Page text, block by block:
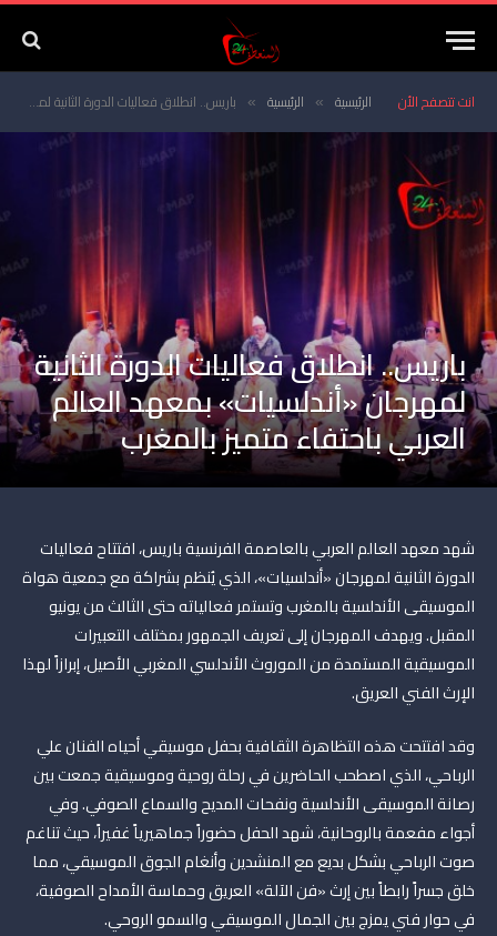
انت تتصفح الأن الرئيسية » الرئيسية » باريس.. انطلاق فعاليات الدورة الثانية لمهرجان «أندلسيات» بمعهد العالم العربي باحتفاء متميز بالمغرب
باريس.. انطلاق فعاليات الدورة الثانية
لمهرجان «أندلسيات» بمعهد العالم
العربي باحتفاء متميز بالمغرب
شهد معهد العالم العربي بالعاصمة الفرنسية باريس، افتتاح فعاليات
الدورة الثانية لمهرجان «أندلسيات»، الذي يُنظم بشراكة مع جمعية هواة
الموسيقى الأندلسية بالمغرب وتستمر فعالياته حتى الثالث من يونيو
المقبل. ويهدف المهرجان إلى تعريف الجمهور بمختلف التعبيرات
الموسيقية المستمدة من الموروث الأندلسي المغربي الأصيل، إبرازاً لهذا
الإرث الفني العريق.
وقد افتتحت هذه التظاهرة الثقافية بحفل موسيقي أحياه الفنان علي
الرباحي، الذي اصطحب الحاضرين في رحلة روحية وموسيقية جمعت بين
رصانة الموسيقى الأندلسية ونفحات المديح والسماع الصوفي. وفي
أجواء مفعمة بالروحانية، شهد الحفل حضوراً جماهيرياً غفيراً، حيث تناغم
صوت الرباحي بشكل بديع مع المنشدين وأنغام الجوق الموسيقي، مما
خلق جسراً رابطاً بين إرث «فن الآلة» العريق وحماسة الأمداح الصوفية،
في حوار فني يمزج بين الجمال الموسيقي والسمو الروحي.